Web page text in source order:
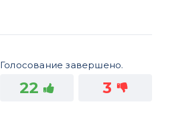
Голосование завершено.
22 3